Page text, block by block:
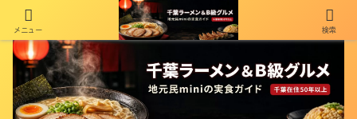
千葉在住50年以上のminiがラーメン・町中華・B級グルメを本音レビュー
メニュー 検索